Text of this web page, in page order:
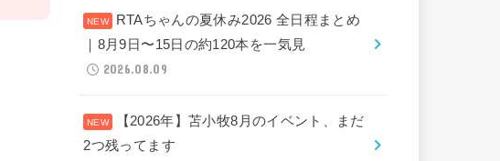
RTAちゃんの夏休み2026 全日程まとめ
｜8月9日〜15日の約120本を一気見
2026.08.09
【2026年】苫小牧8月のイベント、まだ
2つ残ってます